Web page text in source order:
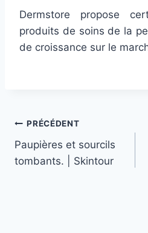
Dermstore propose
produits de soins de la
de croissance sur le
Navigation
de
PRÉCÉDENT
Paupières et sourcils
tombants. | Skintour